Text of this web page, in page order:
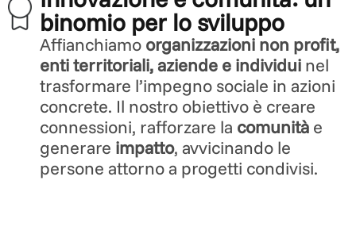
binomio per lo sviluppo
Affianchiamo organizzazioni non profit,
enti territoriali, aziende e individui nel
trasformare l’impegno sociale in azioni
concrete. Il nostro obiettivo è creare
connessioni, rafforzare la comunità e
generare impatto, avvicinando le
persone attorno a progetti condivisi.